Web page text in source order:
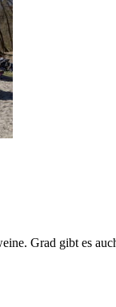
Grad gibt es